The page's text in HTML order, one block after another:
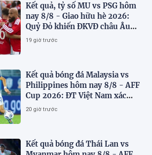
Kết quả, tỷ số MU vs PSG hôm
nay 8/8 - Giao hữu hè 2026:
Quỷ Đỏ khiến ĐKVĐ châu Âu
toát mồ hôi
19 giờ trước
Kết quả bóng đá Malaysia vs
Philippines hôm nay 8/8 - AFF
Cup 2026: ĐT Việt Nam xác
định đối thủ
20 giờ trước
Kết quả bóng đá Thái Lan vs